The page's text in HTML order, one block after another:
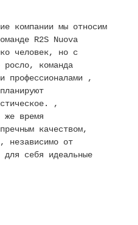
компании мы относим
R2S Nuova
человек, но с
росло, команда
профессионалами ,
,
же время
качеством,
независимо от
себя идеальные